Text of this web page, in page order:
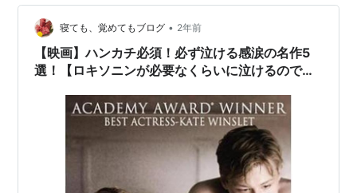
寝ても、覚めてもブログ • 2年前
【映画】ハンカチ必須！必ず泣ける感涙の名作5
選！【ロキソニンが必要なくらいに泣けるので視